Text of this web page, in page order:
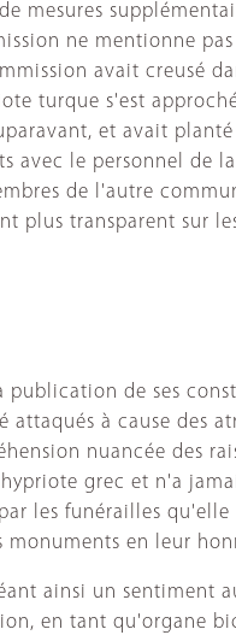
mesures
ne mentionne
avait creusé
turque s'est
et avait
avec le personnel de
de l'autre
transparent sur
de ses
à cause des
nuancée des
grec et n'a
les funérailles
monuments en leur
ainsi un sentiment
en tant qu'organe